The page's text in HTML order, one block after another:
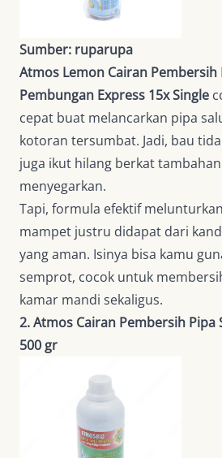
Sumber: ruparupa
Atmos Lemon Cairan Pembersih
Pembungan Express 15x Single
cepat buat melancarkan pipa
kotoran tersumbat. Jadi, bau
juga ikut hilang berkat
menyegarkan.
Tapi, formula efektif
mampet justru didapat dari
yang aman. Isinya bisa kamu
semprot, cocok untuk
kamar mandi sekaligus.
2. Atmos Cairan Pembersih Pipa
500 gr